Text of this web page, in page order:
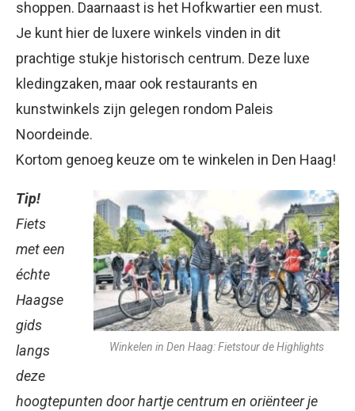
shoppen. Daarnaast is het Hofkwartier een must.
Je kunt hier de luxere winkels vinden in dit
prachtige stukje historisch centrum. Deze luxe
kledingzaken, maar ook restaurants en
kunstwinkels zijn gelegen rondom Paleis
Noordeinde.
Kortom genoeg keuze om te winkelen in Den Haag!
Winkelen in Den Haag: Fietstour de Highlights
Tip!
Fiets
met een
échte
Haagse
gids
langs
deze
hoogtepunten door hartje centrum en oriënteer je